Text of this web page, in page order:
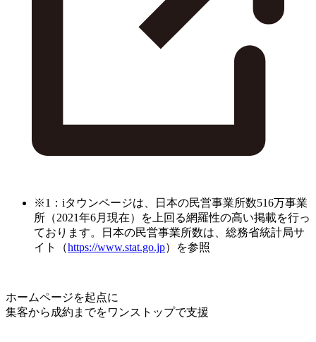
※1：iタウンページは、日本の民営事業所数516万事業
所（2021年6月現在）を上回る網羅性の高い掲載を行っ
ております。日本の民営事業所数は、総務省統計局サ
イト（https://www.stat.go.jp）を参照
ホームページを起点に
集客から成約までをワンストップで支援